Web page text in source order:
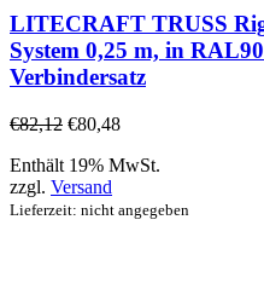
LITECRAFT TRUSS
System 0,25 m, in
Verbindersatz
€82,12 €80,48
Enthält 19% MwSt.
zzgl. Versand
Lieferzeit: nicht angegeben